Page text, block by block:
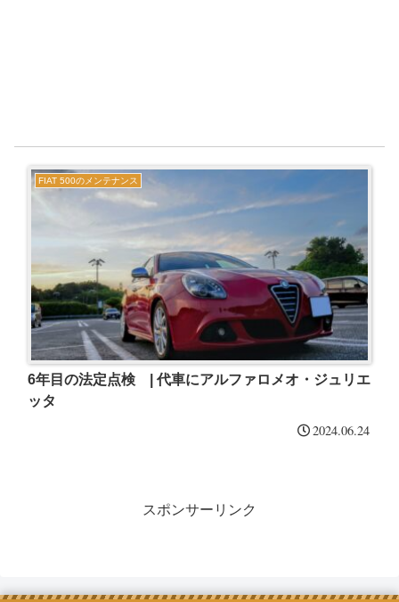
FIAT 500のメンテナンス
6年目の法定点検 | 代車にアルファロメオ・ジュリエ
ッタ
2024.06.24
スポンサーリンク